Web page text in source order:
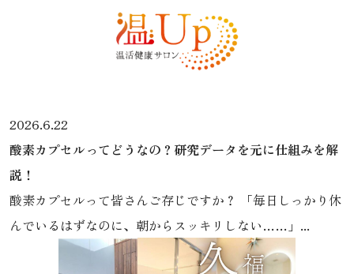
2026.6.22
酸素カプセルってどうなの？研究データを元に仕組みを解
説！
酸素カプセルって皆さんご存じですか？ 「毎日しっかり休
んでいるはずなのに、朝からスッキリしない……」...